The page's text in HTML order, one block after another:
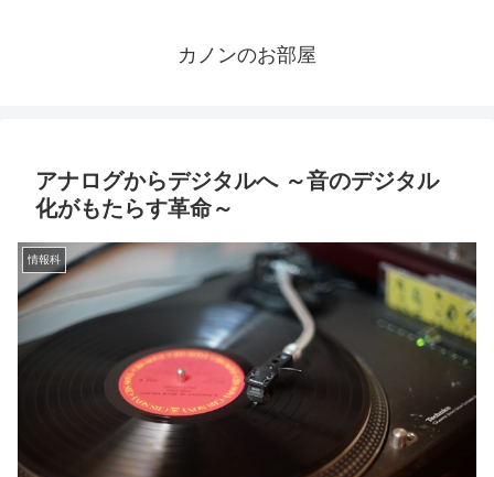
カノンのお部屋
アナログからデジタルへ ～音のデジタル
化がもたらす革命～
情報科